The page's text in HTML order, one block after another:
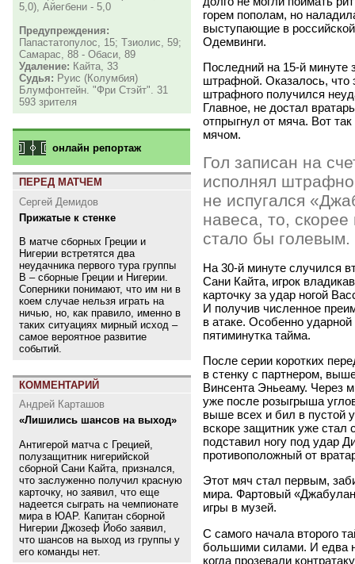
горем пополам, но
выступающие в
Одемвинги.
Последний на 15-й минуте
штрафной. Оказалось, что
штрафного получился
Главное, не достал
отпрыгнул от мяча. Вот
мячом.
Гол записан на
исполнял
не испугался «
навеса, то,
стало бы голевым.
На 30-й минуте случился
Сани Кайта, игрок
карточку за удар ногой
И получив численное
в атаке. Особенно
пятиминутка тайма.
После серии коротких
в стенку с партнером,
Винсента Эньеаму. Через
уже после розыгрыша
выше всех и бил в пустой
вскоре защитник уже стал
подставил ногу под удар
противоположный от
Этот мяч стал первым,
мира. Фартовый «
игры в музей.
С самого начала второго
большими силами. И едва
когда прозевали
5,0), Айегбени - 5,0
Предупреждения:
Папастатопулос, 15; Тзиолис, 59;
Самарас, 88 - Обаси, 89
Удаление: Кайта, 33
Судья: Руис (Колумбия)
Блумфонтейн. "Фри Стэйт". 31
593 зрителя
онлайн репортаж
ПЕРЕД МАТЧЕМ
Сергей Демидов
Прижатые к стенке
В матче сборных Греции и
Нигерии встретятся два
неудачника первого тура группы
B – сборные Греции и Нигерии.
Соперники понимают, что им ни в
коем случае нельзя играть на
ничью, но, как правило, именно в
таких ситуациях мирный исход –
самое вероятное развитие
событий.
КОММЕНТАРИЙ
Андрей Карташов
«Лишились шансов на выход»
Антигерой матча с Грецией,
полузащитник нигерийской
сборной Сани Кайта, признался,
что заслуженно получил красную
карточку, но заявил, что еще
надеется сыграть на чемпионате
мира в ЮАР. Капитан сборной
Нигерии Джозеф Йобо заявил,
что шансов на выход из группы у
его команды нет.